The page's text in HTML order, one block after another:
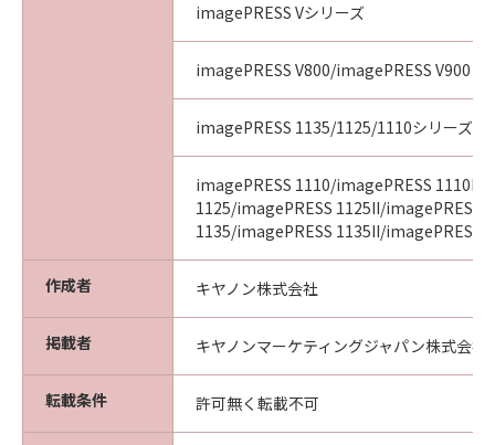
imagePRESS Vシリーズ
imagePRESS V800/imagePRESS V900
imagePRESS 1135/1125/1110シリーズ
imagePRESS 1110/imagePRESS 1110II/
1125/imagePRESS 1125II/imagePRESS
1135/imagePRESS 1135II/imagePRESS
作成者 キヤノン株式会社
掲載者 キヤノンマーケティングジャパン株式会社
転載条件 許可無く転載不可